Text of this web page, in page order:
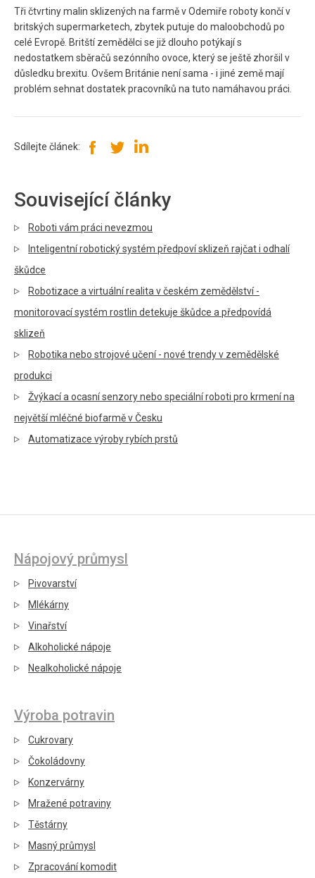
Tři čtvrtiny malin sklizených na farmě v Odemiře roboty končí v
britských supermarketech, zbytek putuje do maloobchodů po
celé Evropě. Britští zemědělci se již dlouho potýkají s
nedostatkem sběračů sezónního ovoce, který se ještě zhoršil v
důsledku brexitu. Ovšem Británie není sama - i jiné země mají
problém sehnat dostatek pracovníků na tuto namáhavou práci.
Sdílejte článek:
Související články
Roboti vám práci nevezmou
Inteligentní robotický systém předpoví sklizeň rajčat i odhalí
škůdce
Robotizace a virtuální realita v českém zemědělství -
monitorovací systém rostlin detekuje škůdce a předpovídá
sklizeň
Robotika nebo strojové učení - nové trendy v zemědělské
produkci
Žvýkací a ocasní senzory nebo speciální roboti pro krmení na
největší mléčné biofarmě v Česku
Automatizace výroby rybích prstů
Nápojový průmysl
Pivovarství
Mlékárny
Vinařství
Alkoholické nápoje
Nealkoholické nápoje
Výroba potravin
Cukrovary
Čokoládovny
Konzervárny
Mražené potraviny
Těstárny
Masný průmysl
Zpracování komodit